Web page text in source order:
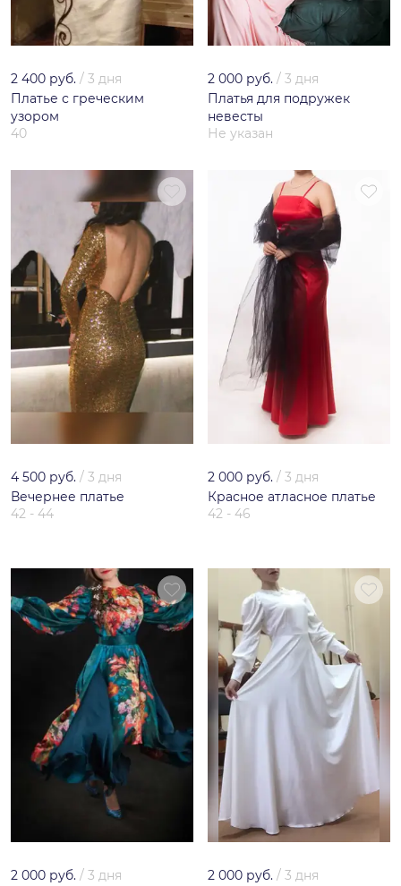
2 400 руб. / 3 дня
Платье с греческим
узором
40
2 000 руб. / 3 дня
Платья для подружек
невесты
Не указан
4 500 руб. / 3 дня
Вечернее платье
42 - 44
2 000 руб. / 3 дня
Красное атласное платье
42 - 46
2 000 руб. / 3 дня
2 000 руб. / 3 дня